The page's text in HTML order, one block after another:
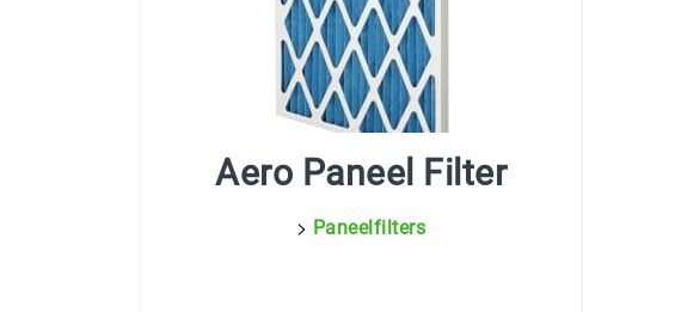
Aero Paneel Filter
> Paneelfilters